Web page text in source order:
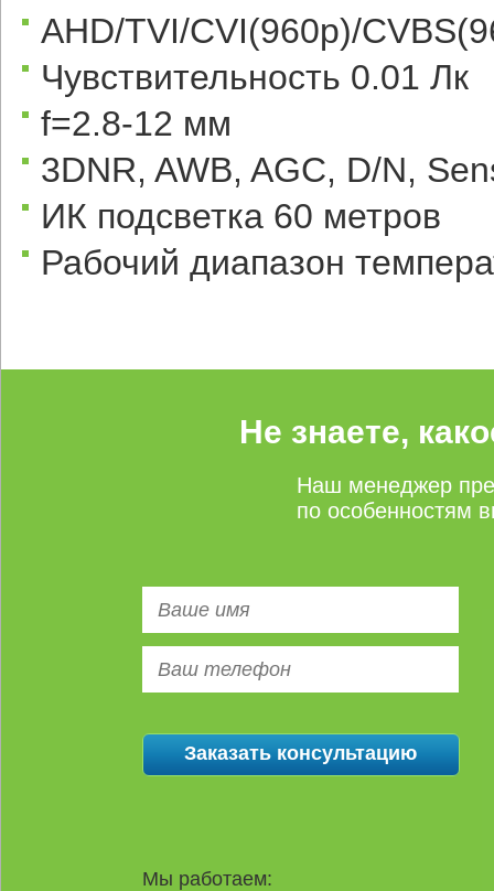
AHD/TVI/CVI(960р)/
Чувствительность 0.01 Лк
f=2.8-12 мм
3DNR, AWB, AGC, D/N,
ИК подсветка 60 метров
Рабочий диапазон
Не знаете,
Наш менеджер
по особенностям
Мы работаем: